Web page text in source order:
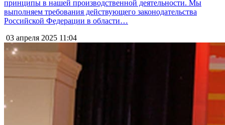
принципы в нашей производственной деятельности. Мы
выполняем требования действующего законодательства
Российской Федерации в области…
03 апреля 2025 11:04